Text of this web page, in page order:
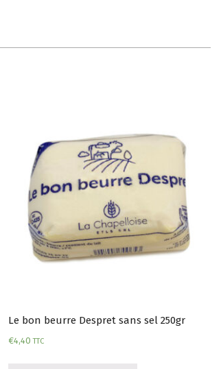
Le bon beurre Despret sans sel 250gr
€4,40 TTC